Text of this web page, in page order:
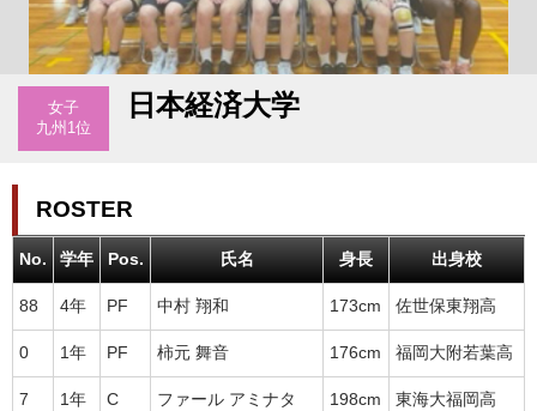
女子
九州1位
日本経済大学
ROSTER
No. 学年 Pos. 氏名 身長 出身校
88 4年 PF 中村 翔和 173cm 佐世保東翔高
0 1年 PF 柿元 舞音 176cm 福岡大附若葉高
7 1年 C ファール アミナタ 198cm 東海大福岡高